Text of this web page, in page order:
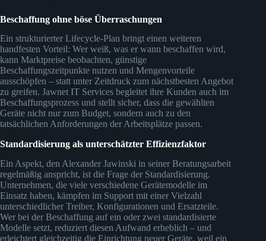
Beschaffung ohne böse Überraschungen
Ein strukturierter Lifecycle-Plan bringt einen weiteren
handfesten Vorteil: Wer weiß, was er wann beschaffen wird,
kann Marktpreise beobachten, günstige
Beschaffungszeitpunkte nutzen und Mengenvorteile
ausschöpfen – statt unter Zeitdruck zum nächstbesten Angebot
zu greifen. Jawnet IT Services begleitet ihre Kunden auch im
Beschaffungsprozess und stellt sicher, dass die gewählten
Geräte nicht nur zum Budget, sondern auch zu den
tatsächlichen Anforderungen der Arbeitsplätze passen.
Standardisierung als unterschätzter Effizienzfaktor
Ein Aspekt, den Alexander Jawinski in seiner Beratungsarbeit
regelmäßig anspricht, ist die Frage der Standardisierung.
Unternehmen, die viele verschiedene Gerätemodelle im
Einsatz haben, kämpfen im Support mit einer Vielzahl
unterschiedlicher Treiber, Konfigurationen und Ersatzteile.
Wer bei der Beschaffung auf ein oder zwei standardisierte
Modelle setzt, reduziert diesen Aufwand erheblich – und
erleichtert gleichzeitig die Einrichtung neuer Geräte, weil ein